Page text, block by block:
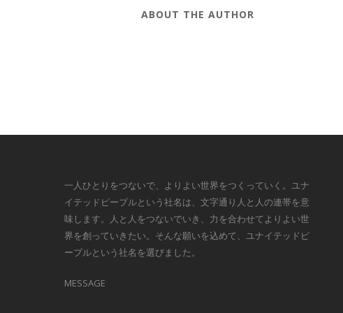
ABOUT THE AUTHOR
一人ひとりをつないで、よりよい世界をつくっていく。ユナ
イテッドピープルという社名は、文字通り人と人の連帯を意
味します。人と人をつないでいき、力を合わせてよりよい世
界を創っていきたい。そんな願いを込めて、ユナイテッドピ
ープルという社名を選びました。
MESSAGE